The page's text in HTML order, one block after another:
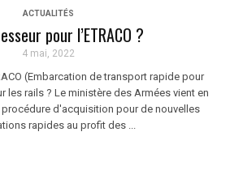
ACTUALITÉS
pour l’ETRACO ?
4 mai, 2022
(Embarcation de transport rapide pour
les rails ? Le ministère des Armées vient en
d'acquisition pour de nouvelles
rapides au profit des ...